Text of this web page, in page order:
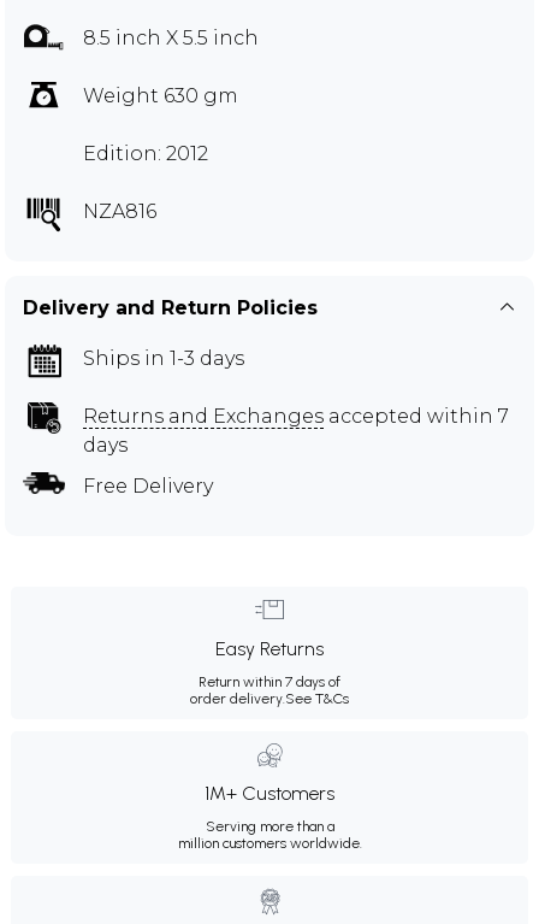
8.5 inch X 5.5 inch
Weight 630 gm
Edition: 2012
NZA816
Delivery and Return Policies
Ships in 1-3 days
Returns and Exchanges accepted within 7
days
Free Delivery
Easy Returns
Return within 7 days of
order delivery.See T&Cs
1M+ Customers
Serving more than a
million customers worldwide.